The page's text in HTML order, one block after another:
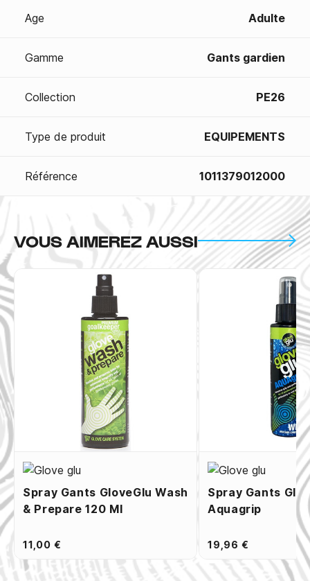
Age Adulte
Gamme Gants gardien
Collection PE26
Type de produit EQUIPEMENTS
Référence 1011379012000
VOUS AIMEREZ AUSSI
Spray Gants GloveGlu Wash
& Prepare 120 Ml
11,00 €
Spray Gants
Aquagrip
19,96 €